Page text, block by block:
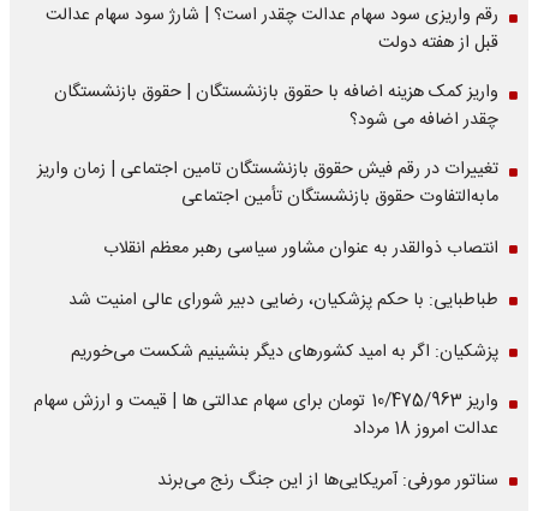
رقم واریزی سود سهام عدالت چقدر است؟ | شارژ سود سهام عدالت
قبل از هفته دولت
واریز کمک هزینه اضافه با حقوق بازنشستگان | حقوق بازنشستگان
چقدر اضافه می شود؟
تغییرات در رقم فیش حقوق بازنشستگان تامین اجتماعی | زمان واریز
مابه‌التفاوت حقوق بازنشستگان تأمین اجتماعی
انتصاب ذوالقدر به عنوان مشاور سیاسی رهبر معظم انقلاب
طباطبایی: با حکم پزشکیان، رضایی دبیر شورای عالی امنیت شد
پزشکیان: اگر به امید کشورهای دیگر بنشینیم شکست می‌خوریم
واریز 10/475/963 تومان برای سهام عدالتی ها | قیمت و ارزش سهام
عدالت امروز 18 مرداد
سناتور مورفی: آمریکایی‌ها از این جنگ رنج می‌برند